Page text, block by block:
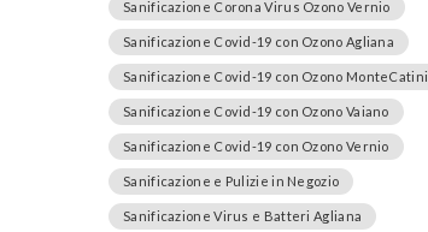
Sanificazione Corona Virus Ozono Vernio
Sanificazione Covid-19 con Ozono Agliana
Sanificazione Covid-19 con Ozono
Sanificazione Covid-19 con Ozono Vaiano
Sanificazione Covid-19 con Ozono Vernio
Sanificazione e Pulizie in Negozio
Sanificazione Virus e Batteri Agliana